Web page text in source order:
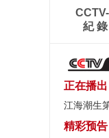
紀 錄
正在播出
江海潮生
精彩预告